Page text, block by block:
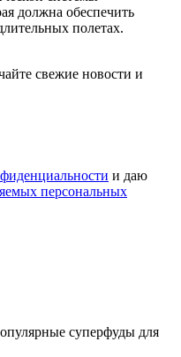
должна обеспечить
полетах.
свежие новости и
и даю
персональных
суперфуды для